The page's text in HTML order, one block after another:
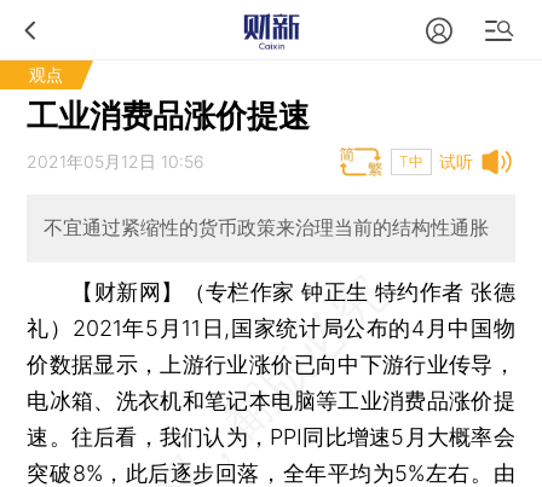
观点
工业消费品涨价提速
试听
2021年05月12日 10:56 T中
不宜通过紧缩性的货币政策来治理当前的结构性通胀
【财新网】（专栏作家 钟正生 特约作者 张德
礼） 2021年5月11日,国家统计局公布的4月中国物
价数据显示，上游行业涨价已向中下游行业传导，
电冰箱、洗衣机和笔记本电脑等工业消费品涨价提
速。往后看，我们认为，PPI同比增速5月大概率会
突破8%，此后逐步回落，全年平均为5%左右。由